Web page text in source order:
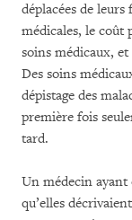
déplacées de
médicales, le coût
soins médicaux,
Des soins
dépistage des
première fois
tard.
Un médecin ayant
qu’elles